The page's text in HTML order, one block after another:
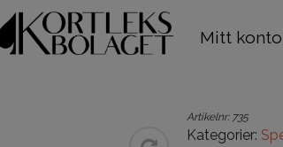
Mitt konto
Artikelnr: 735
Kategorier: